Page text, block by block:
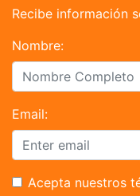
Recibe información
Nombre:
Email:
Acepta nuestros